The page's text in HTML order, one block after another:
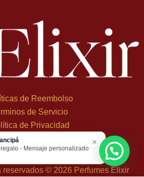
de Reembolso
de Servicio
de Privacidad
57 324 248 8379
reservados © 2026 Perfumes Elixir
- Mensaje personalizado
×